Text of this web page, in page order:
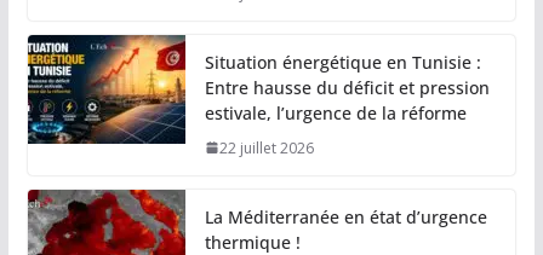
Situation énergétique en Tunisie :
Entre hausse du déficit et pression
estivale, l’urgence de la réforme
22 juillet 2026
La Méditerranée en état d’urgence
thermique !